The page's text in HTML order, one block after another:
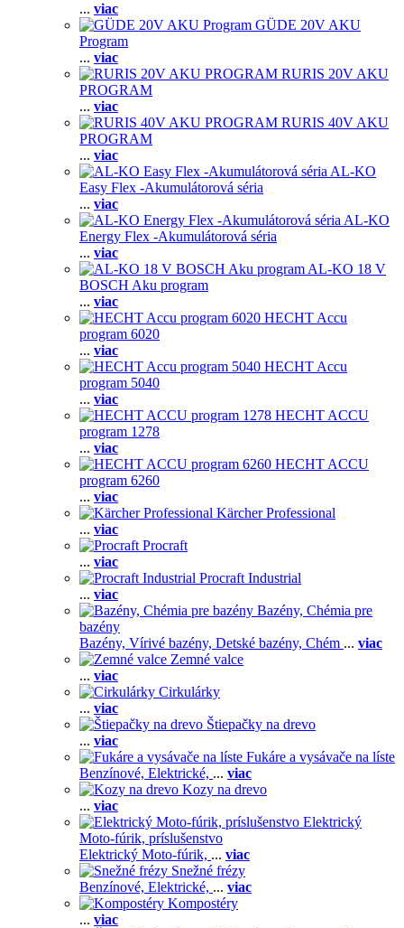
... viac
GÜDE 20V AKU
Program
... viac
RURIS 20V AKU
PROGRAM
... viac
RURIS 40V AKU
PROGRAM
... viac
AL-KO
Easy Flex -Akumulátorová séria
... viac
AL-KO
Energy Flex -Akumulátorová séria
... viac
AL-KO 18 V
BOSCH Aku program
... viac
HECHT Accu
program 6020
... viac
HECHT Accu
program 5040
... viac
HECHT ACCU
program 1278
... viac
HECHT ACCU
program 6260
... viac
Kärcher Professional
... viac
Procraft
... viac
Procraft Industrial
... viac
Bazény, Chémia pre
bazény
Bazény, Vírivé bazény, Detské bazény, Chém ... viac
Zemné valce
... viac
Cirkulárky
... viac
Štiepačky na drevo
... viac
Fukáre a vysávače na líste
Benzínové, Elektrické, ... viac
Kozy na drevo
... viac
Elektrický
Moto-fúrik, príslušenstvo
Elektrický Moto-fúrik, ... viac
Snežné frézy
Benzínové, Elektrické, ... viac
Kompostéry
... viac